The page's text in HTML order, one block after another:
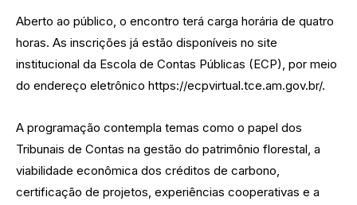
Aberto ao público, o encontro terá carga horária de quatro
horas. As inscrições já estão disponíveis no site
institucional da Escola de Contas Públicas (ECP), por meio
do endereço eletrônico https://ecpvirtual.tce.am.gov.br/.
A programação contempla temas como o papel dos
Tribunais de Contas na gestão do patrimônio florestal, a
viabilidade econômica dos créditos de carbono,
certificação de projetos, experiências cooperativas e a